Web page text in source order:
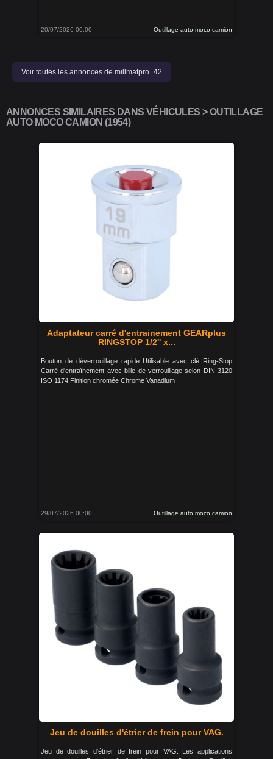
20/07/2026 00:00 Outillage auto moco camion
Voir toutes les annonces de millmatpro_42
ANNONCES SIMILAIRES DANS VÉHICULES > OUTILLAGE
AUTO MOCO CAMION (1954)
Adaptateur carré d'entrainement GEARplus
RINGSTOP 1/2'' x...
Bouton de déverrouillage rapide Utilisable avec clé Ring-Stop
Carré d'entraînement avec bille de verrouillage selon DIN 3120
ISO 1174 Finition chromée Chrome Vanadium
29/07/2026 00:00 Outillage auto moco camion
Jeu de douilles d'étrier de frein pour VAG.
Jeu de douilles d'étrier de frein pour VAG. Les applications